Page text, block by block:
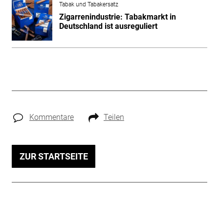
Tabak und Tabakersatz
Zigarrenindustrie: Tabakmarkt in
Deutschland ist ausreguliert
Kommentare Teilen
ZUR STARTSEITE